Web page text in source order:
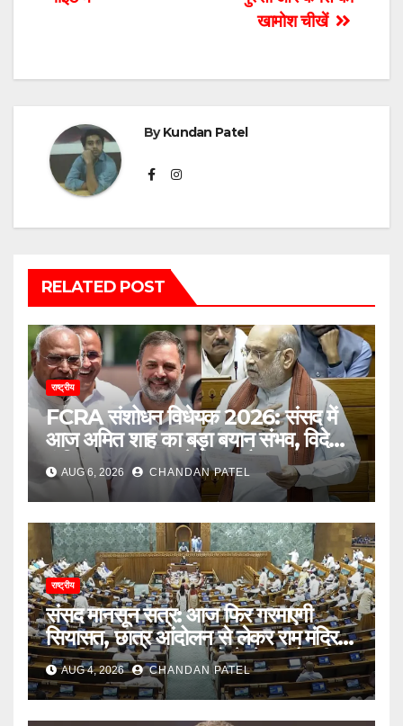
खामोश चीखें
ByKundan Patel
RELATED POST
राष्ट्रीय
FCRA संशोधन विधेयक 2026: संसद में
आज अमित शाह का बड़ा बयान संभव, विदेशी
फंडिंग पर सरकार करेगी बड़ा फैसला
AUG 6, 2026 CHANDAN PATEL
राष्ट्रीय
संसद मानसून सत्र: आज फिर गरमाएगी
सियासत, छात्र आंदोलन से लेकर राम मंदिर
दान विवाद तक सरकार को घेरने की तैयारी
AUG 4, 2026 CHANDAN PATEL